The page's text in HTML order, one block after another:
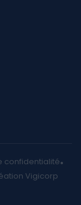
confidentialité
Vigicorp